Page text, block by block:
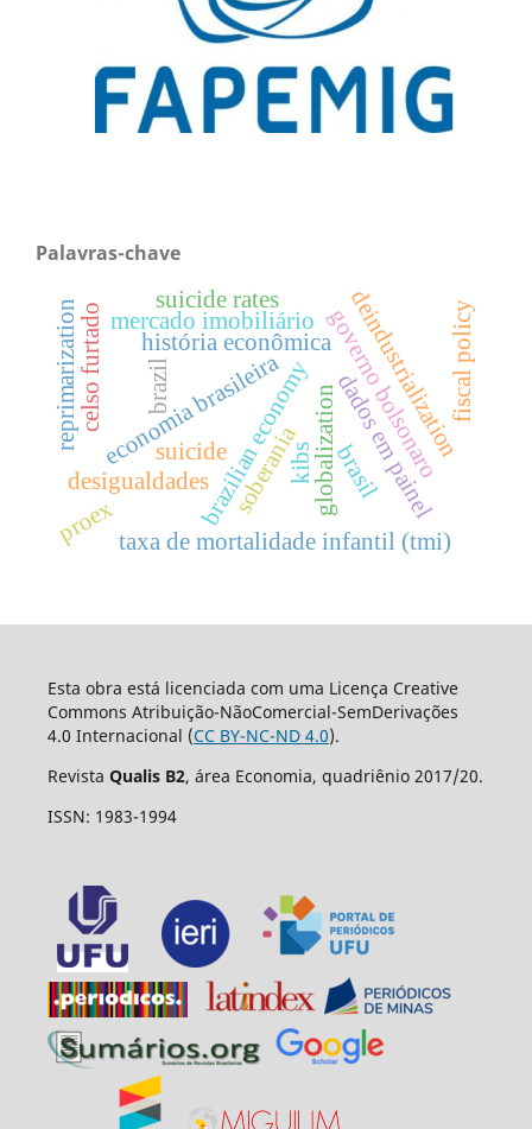
Palavras-chave
governo bolsonaro
história econômica
economia brasileira deindustrialization
globalization
brazilian economy
taxa de mortalidade infantil (tmi)
dados em painel
desigualdades soberania brasil
mercado imobiliário
celso furtado
reprimarization brazil
suicide
suicide rates
fiscal policy
proex
kibs
Esta obra está licenciada com uma Licença Creative
Commons Atribuição-NãoComercial-SemDerivações
4.0 Internacional (CC BY-NC-ND 4.0).
Revista Qualis B2, área Economia, quadriênio 2017/20.
ISSN: 1983-1994